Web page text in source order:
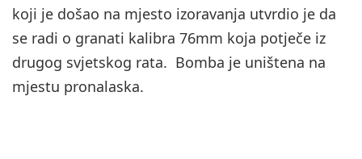
koji je došao na mjesto izoravanja utvrdio je da
se radi o granati kalibra 76mm koja potječe iz
drugog svjetskog rata. Bomba je uništena na
mjestu pronalaska.